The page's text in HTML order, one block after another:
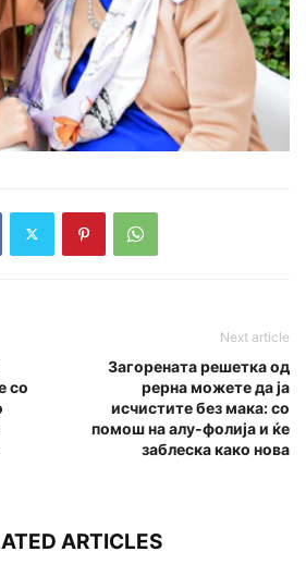
со
Next article
Загорената решетка од
рерна можете да ја
исчистите без мака: со
помош на алу-фолија и ќе
заблеска како нова
ARTICLES